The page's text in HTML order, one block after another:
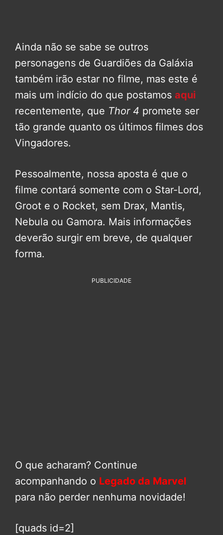
Ainda não se sabe se outros
personagens de Guardiões da Galáxia
também irão estar no filme, mas este é
mais um indício do que postamos aqui
recentemente, que Thor 4 promete ser
tão grande quanto os últimos filmes dos
Vingadores.
Pessoalmente, nossa aposta é que o
filme contará somente com o Star-Lord,
Groot e o Rocket, sem Drax, Mantis,
Nebula ou Gamora. Mais informações
deverão surgir em breve, de qualquer
forma.
PUBLICIDADE
O que acharam? Continue
acompanhando o Legado da Marvel
para não perder nenhuma novidade!
[quads id=2]